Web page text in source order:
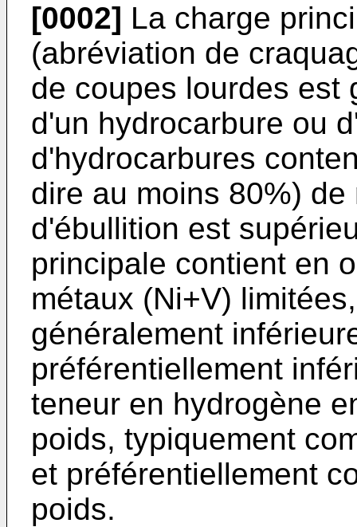
[0002] La charge
(abréviation de
de coupes lourdes est
d'un hydrocarbure ou
d'hydrocarbures
dire au moins 80%)
d'ébullition est
principale contient en
métaux (Ni+V)
généralement
préférentiellement
teneur en hydrogène
poids, typiquement
et préférentiellement
poids.